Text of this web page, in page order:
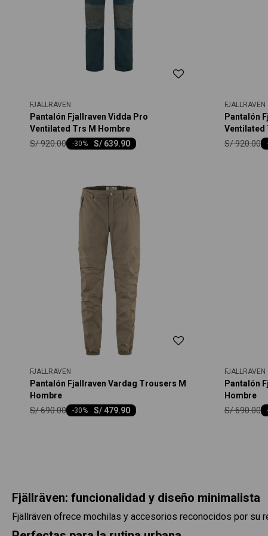
FJALLRAVEN
Pantalón Fjallraven Vidda Pro
Ventilated Trs M Hombre
S/ 639.90
-30
S/920.00
FJALLRAVEN
Pantalón
Ventilated
-
S/920.00
FJALLRAVEN
Pantalón Fjallraven Vardag Trousers M
Hombre
S/ 479.90
-30
S/690.00
FJALLRAVEN
Pantalón
Hombre
-
S/690.00
Fjällräven: funcionalidad y diseño minimalista
Fjällräven ofrece mochilas y accesorios reconocidos por su